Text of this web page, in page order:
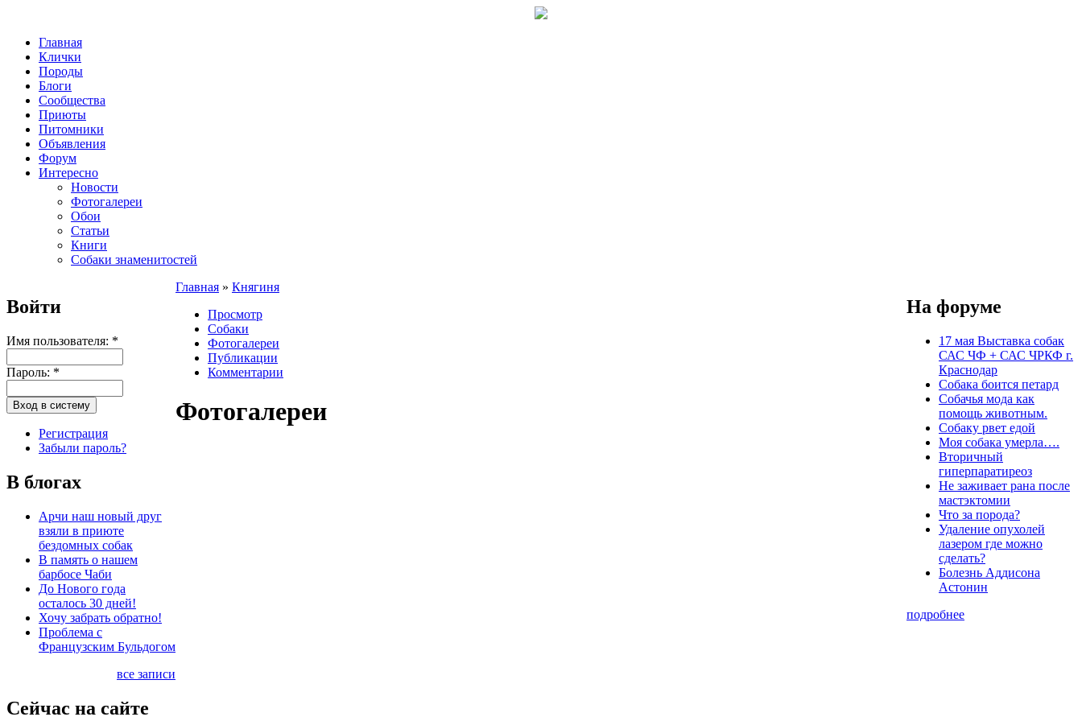
Главная
Клички
Породы
Блоги
Сообщества
Приюты
Питомники
Объявления
Форум
Интересно
Новости
Фотогалереи
Обои
Статьи
Книги
Собаки знаменитостей
Войти
Имя пользователя: *
Пароль: *
Регистрация
Забыли пароль?
В блогах
Арчи наш новый друг
взяли в приюте
бездомных собак
В память о нашем
барбосе Чаби
До Нового года
осталось 30 дней!
Хочу забрать обратно!
Проблема с
Французским Бульдогом
все записи
Сейчас на сайте
Главная » Княгиня
Просмотр
Собаки
Фотогалереи
Публикации
Комментарии
Фотогалереи
На форуме
17 мая Выставка собак
САС ЧФ + САС ЧРКФ г.
Краснодар
Собака боится петард
Собачья мода как
помощь животным.
Собаку рвет едой
Моя собака умерла….
Вторичный
гиперпаратиреоз
Не заживает рана после
мастэктомии
Что за порода?
Удаление опухолей
лазером где можно
сделать?
Болезнь Аддисона
Астонин
подробнее